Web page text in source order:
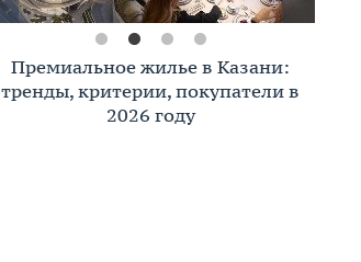
Премиальное жилье в Казани:
тренды, критерии, покупатели в
2026 году